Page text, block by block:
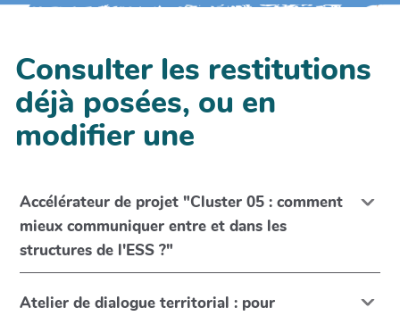
Consulter les restitutions
déjà posées, ou en
modifier une
Accélérateur de projet "Cluster 05 : comment
mieux communiquer entre et dans les
structures de l'ESS ?"
Atelier de dialogue territorial : pour